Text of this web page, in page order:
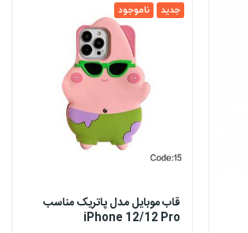
جدید ناموجود
قاب موبایل مدل پاتریک مناسب
iPhone 12/12 Pro